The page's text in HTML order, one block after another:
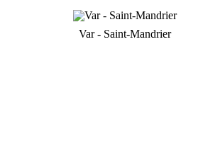
Var - Saint-Mandrier